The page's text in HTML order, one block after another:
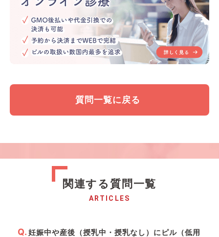
質問一覧に戻る
関連する質問一覧
ARTICLES
妊娠中や産後（授乳中・授乳なし）にピル（低用